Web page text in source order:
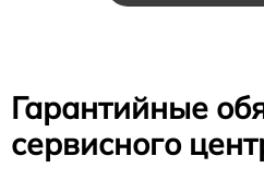
Гарантийные
сервисного